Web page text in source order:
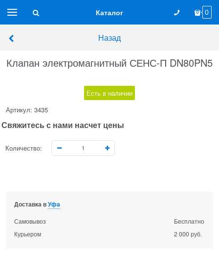
Каталог 0
Назад
Клапан электромагнитный СЕНС-П DN80PN5
Есть в наличии
Артикул: 3435
Свяжитесь с нами насчет цены
Количество:
Доставка вУфа
Самовывоз
Бесплатно
Курьером
2 000 руб.